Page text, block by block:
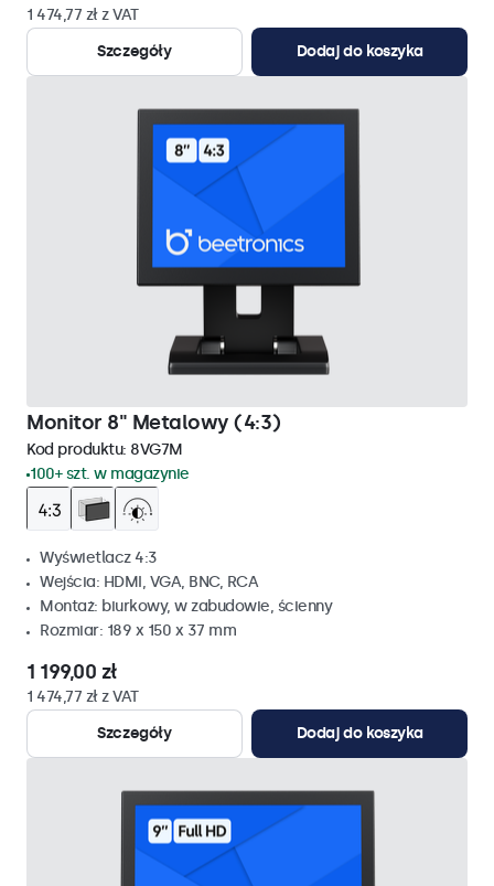
1 474,77 zł z VAT
Szczegóły
Dodaj do koszyka
Monitor 8" Metalowy (4:3)
Kod produktu: 8VG7M
100+ szt. w magazynie
Wyświetlacz 4:3
Wejścia: HDMI, VGA, BNC, RCA
Montaż: biurkowy, w zabudowie, ścienny
Rozmiar: 189 x 150 x 37 mm
1 199,00 zł
1 474,77 zł z VAT
Szczegóły
Dodaj do koszyka